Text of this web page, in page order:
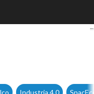
online, la
Industria 4.0